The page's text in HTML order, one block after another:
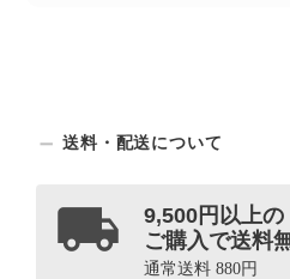
送料・配送について
9,500円以上の
ご購入で送料
通常送料 880円